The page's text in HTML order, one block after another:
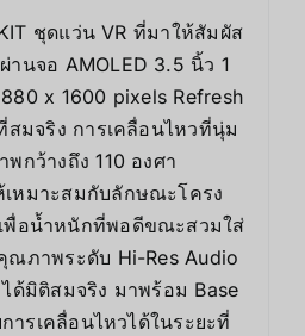
ชุดแว่น VR ที่มาให้สัมผัส
านจอ AMOLED 3.5 นิ้ว 1
x 1600 pixels Refresh
สมจริง การเคลื่อนไหวที่นุ่ม
กว้างถึง 110 องศา
หมาะสมกับลักษณะโครง
พื่อน้ำหนักที่พอดีขณะสวมใส่
ณภาพระดับ Hi-Res Audio
ด้มิติสมจริง มาพร้อม Base
ารเคลื่อนไหวได้ในระยะที่